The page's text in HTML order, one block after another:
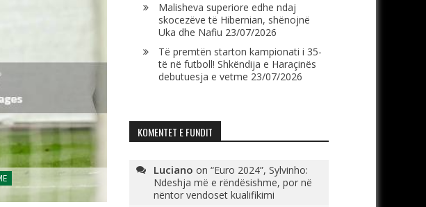
Malisheva superiore edhe ndaj
skocezëve të Hibernian, shënojnë
Uka dhe Nafiu 23/07/2026
Të premtën starton kampionati i 35-
të në futboll! Shkëndija e Haraçinës
debutuesja e vetme 23/07/2026
KOMENTET E FUNDIT
Luciano on “Euro 2024”, Sylvinho:
Ndeshja më e rëndësishme, por në
nëntor vendoset kualifikimi